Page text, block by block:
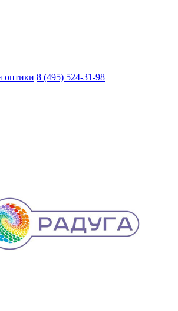
оптики 8 (495) 524-31-98